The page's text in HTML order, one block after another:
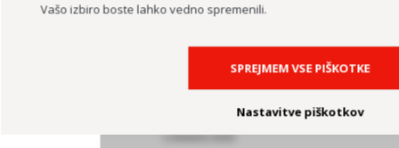
PODPORA PODJETJEM ZA PODALJŠEVANJE DELOVNE AKTIVNOSTI –
PROJEKT ASI+
Vašo izbiro boste lahko vedno spremenili.
SPREJMEM VSE PIŠKOTKE
Nastavitve piškotkov